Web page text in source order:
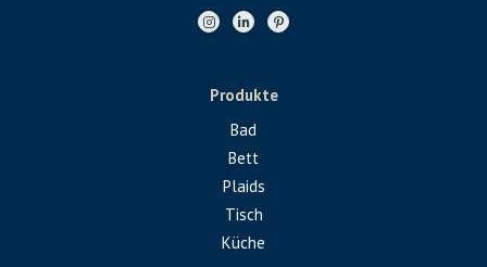
Produkte
Bad
Bett
Plaids
Tisch
Küche